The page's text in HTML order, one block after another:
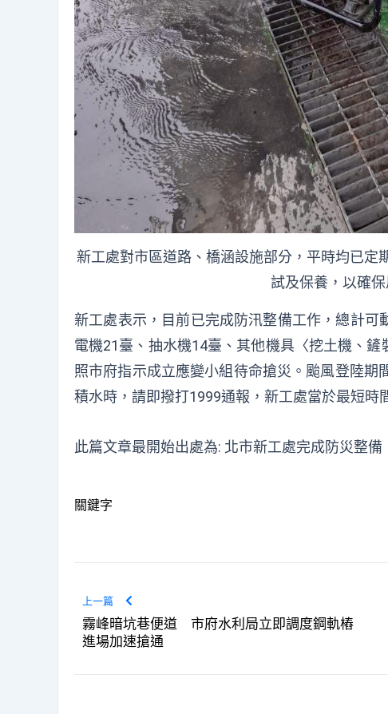
新工處對市區道路、橋涵設施部分，平時均已定
試及保養，以確
新工處表示，目前已完成防汛整備工作，總計
電機21臺、抽水機14臺、其他機具〈挖土機、
照市府指示成立應變小組待命搶災。颱風登陸
積水時，請即撥打1999通報，新工處當於最短時
此篇文章最開始出處為: 北市新工處完成防災整
關鍵字
上一篇
霧峰暗坑巷便道 市府水利局立即調度鋼軌樁
進場加速搶通